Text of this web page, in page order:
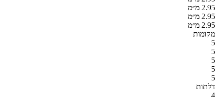
2.95 מ״מ
2.95 מ״מ
2.95 מ״מ
מקומות
5
5
5
5
5
דלתות
4